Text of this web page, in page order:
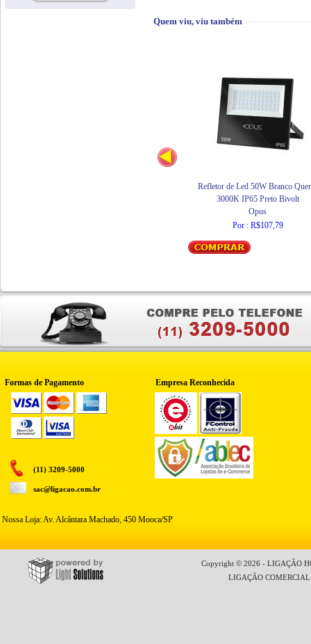
Quem viu, viu também
Refletor de Led 50W Branco
3000K IP65 Preto Bivolt
Opus
Por : R$107,79
Formas de Pagamento Empresa Reconhecida
(11) 3209-5000
sac@ligacao.com.br
Nossa Loja: Av. Alcântara Machado, 450 Mooca/SP
Copyright © 2026 - LIGAÇÃO
LIGAÇÃO